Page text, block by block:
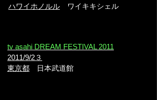
ハワイホノルル
ワイキキシェル
tv asahi DREAM FESTIVAL 2011
2011/9/2３
東京都 日本武道館